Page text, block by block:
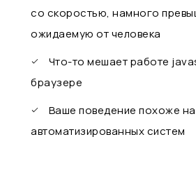
со скоростью, намного
ожидаемую от человека
Что-то мешает работе
браузере
Ваше поведение похоже
автоматизированных систем